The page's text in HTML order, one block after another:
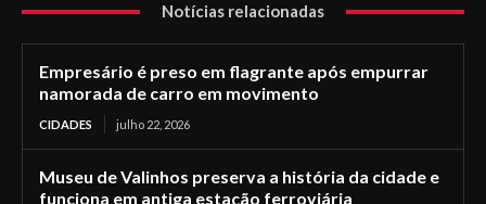
Notícias relacionadas
Empresário é preso em flagrante após empurrar
namorada de carro em movimento
CIDADES julho 22, 2026
Museu de Valinhos preserva a história da cidade e
funciona em antiga estação ferroviária